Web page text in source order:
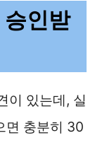
인받
이 있는데, 실
면 충분히 30